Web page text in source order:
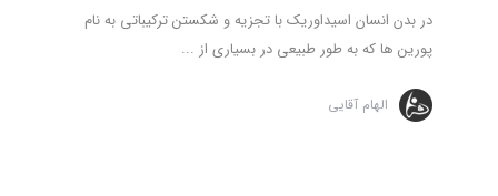
در بدن انسان اسیداوریک با تجزیه و شکستن ترکیباتی به نام
پورین ها که به طور طبیعی در بسیاری از ...
الهام آقایی